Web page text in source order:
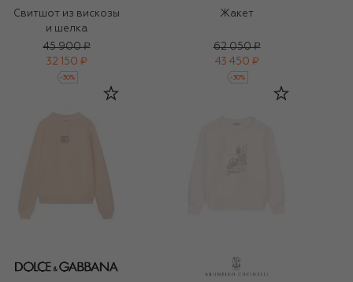
Свитшот из вискозы
и шелка
45 900 ₽
32 150 ₽
-30%
Жакет
62 050 ₽
43 450 ₽
-30%